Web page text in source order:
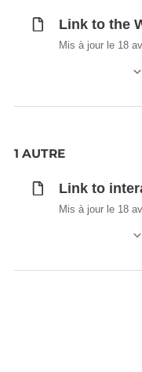
Link to the
Mis à jour le 18
1 AUTRE
Link to
Mis à jour le 18